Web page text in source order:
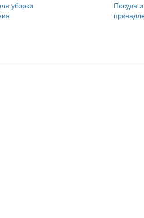
уборки
Посуда